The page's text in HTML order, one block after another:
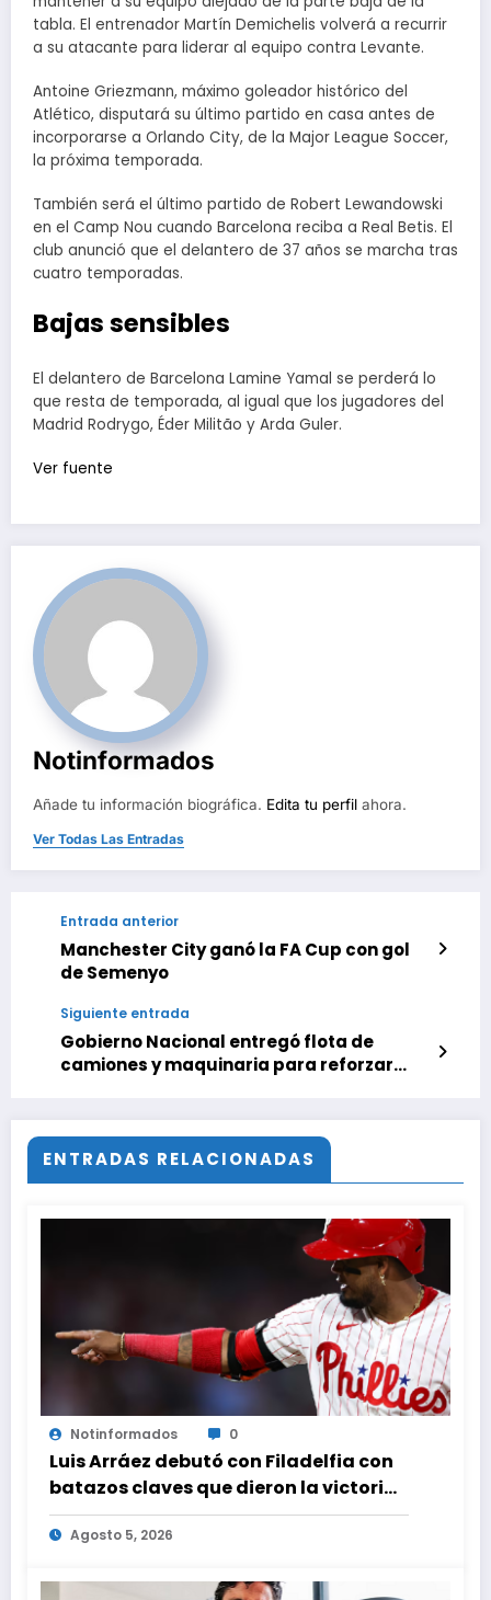
tabla. El entrenador Martín Demichelis volverá a recurrir
a su atacante para liderar al equipo contra Levante.
Antoine Griezmann, máximo goleador histórico del
Atlético, disputará su último partido en casa antes de
incorporarse a Orlando City, de la Major League Soccer,
la próxima temporada.
También será el último partido de Robert Lewandowski
en el Camp Nou cuando Barcelona reciba a Real Betis. El
club anunció que el delantero de 37 años se marcha tras
cuatro temporadas.
Bajas sensibles
El delantero de Barcelona Lamine Yamal se perderá lo
que resta de temporada, al igual que los jugadores del
Madrid Rodrygo, Éder Militão y Arda Guler.
Ver fuente
Notinformados
Añade tu información biográfica. Edita tu perfil ahora.
Ver Todas Las Entradas
Entrada anterior
Manchester City ganó la FA Cup con gol
de Semenyo
Siguiente entrada
Gobierno Nacional entregó flota de
camiones y maquinaria para reforzar
ENTRADAS RELACIONADAS
Notinformados 0
Luis Arráez debutó con Filadelfia con
batazos claves que dieron la victoria
ante Nacionales
Agosto 5, 2026